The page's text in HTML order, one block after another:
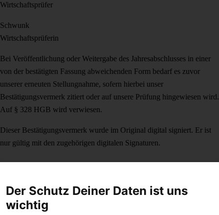
Wirtschaftsprüfer
Schwunk
Wirtschaftsprüferin
Bei Veröffentlichung oder Weitergabe des Jahresabschlusses in einer
von der bestätigten Fassung abweichenden Form bedarf es zuvor
unserer erneuten Stellungnahme, sofern hierbei unser
Bestätigungsvermerk zitiert oder auf unsere Prüfung hingewiesen wird.
Auf § 328 HGB wird verwiesen.
Dieser Bestätigungsvermerk wurde im Original digital signiert. Er ist
nur gültig mit den zugehörigen digitalen Signaturen.
Der Schutz Deiner Daten ist uns
wichtig